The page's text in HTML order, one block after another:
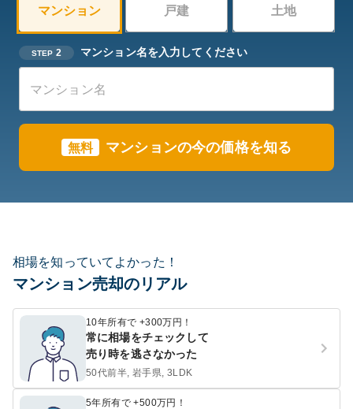
マンション 戸建 土地
STEP 2 マンション名を入力してください
無料 マンションの今の価格を知る
相場を知っていてよかった！
マンション売却のリアル
10年所有で +300万円！
常に相場をチェックして
売り時を逃さなかった
50代前半, 岩手県, 3LDK
5年所有で +500万円！